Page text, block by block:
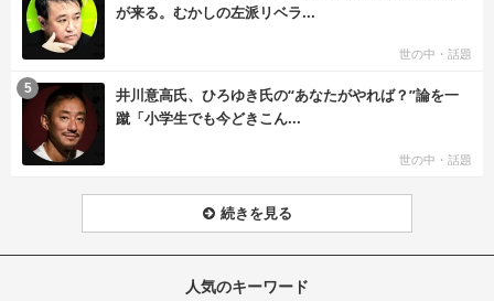
が来る。むかしの左派リベラ...
世の中・話題
井川意高氏、ひろゆき氏の“あなたがやれば？”論を一
蹴「小学生でも今どきこん...
世の中・話題
5
続きを見る
人気のキーワード